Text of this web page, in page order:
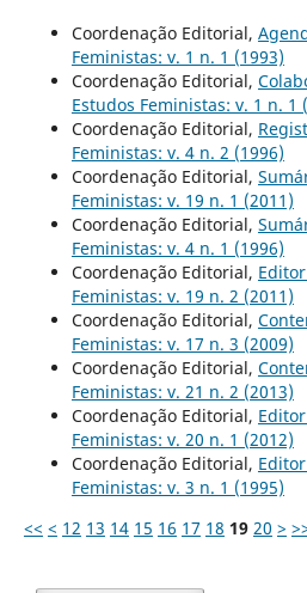
Coordenação Editorial,
Feministas: v. 1 n. 1 (1993)
Coordenação Editorial,
Estudos Feministas: v. 1 n. 1
Coordenação Editorial,
Feministas: v. 4 n. 2 (1996)
Coordenação Editorial,
Feministas: v. 19 n. 1 (2011)
Coordenação Editorial,
Feministas: v. 4 n. 1 (1996)
Coordenação Editorial,
Feministas: v. 19 n. 2 (2011)
Coordenação Editorial,
Feministas: v. 17 n. 3 (2009)
Coordenação Editorial,
Feministas: v. 21 n. 2 (2013)
Coordenação Editorial,
Feministas: v. 20 n. 1 (2012)
Coordenação Editorial,
Feministas: v. 3 n. 1 (1995)
<< < 12 13 14 15 16 17 18 19 20 >